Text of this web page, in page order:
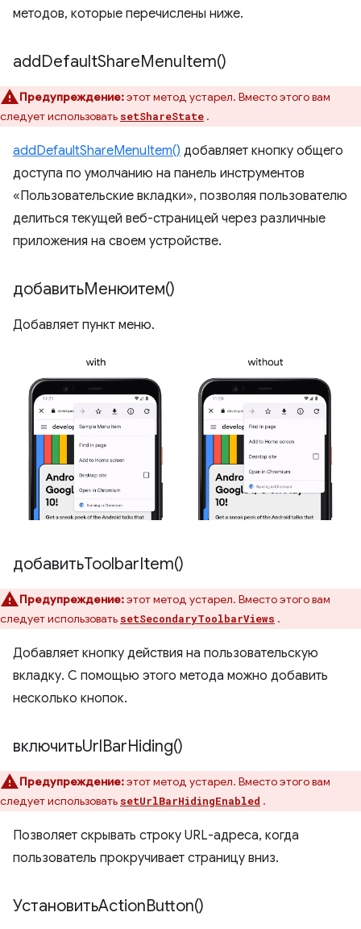
методов, которые перечислены ниже.
addDefaultShareMenuItem()
Предупреждение:этот метод устарел. Вместо этого вам
следует использовать setShareState .
addDefaultShareMenuItem() добавляет кнопку общего
доступа по умолчанию на панель инструментов
«Пользовательские вкладки», позволяя пользователю
делиться текущей веб-страницей через различные
приложения на своем устройстве.
добавитьМенюитем()
Добавляет пункт меню.
добавитьToolbarItem()
Предупреждение:этот метод устарел. Вместо этого вам
следует использовать setSecondaryToolbarViews .
Добавляет кнопку действия на пользовательскую
вкладку. С помощью этого метода можно добавить
несколько кнопок.
включитьUrlBarHiding()
Предупреждение:этот метод устарел. Вместо этого вам
следует использовать setUrlBarHidingEnabled .
Позволяет скрывать строку URL-адреса, когда
пользователь прокручивает страницу вниз.
УстановитьActionButton()